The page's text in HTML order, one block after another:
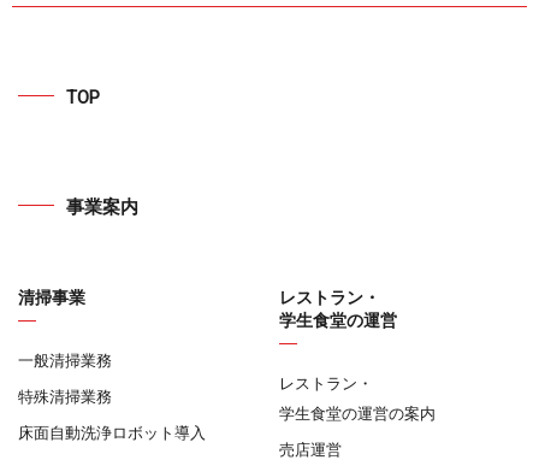
TOP
事業案内
清掃事業
一般清掃業務
特殊清掃業務
床面自動洗浄ロボット導入
レストラン・
学生食堂の運営
レストラン・
学生食堂の運営の案内
売店運営